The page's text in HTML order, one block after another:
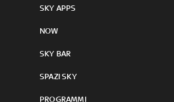
SKY APPS
NOW
SKY BAR
SPAZI SKY
PROGRAMMI